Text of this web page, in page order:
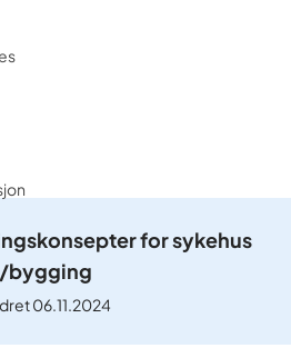
for sykehus
bygging
06.11.2024